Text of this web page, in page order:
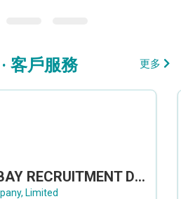
客戶服務 更多
THE REPULSE BAY RECRUITMENT DAY 淺水灣影灣園人才招聘會
Limited